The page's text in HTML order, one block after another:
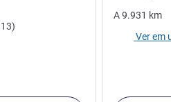
(Classificação ALL)
comentários
)
A9.931 km
Ver em